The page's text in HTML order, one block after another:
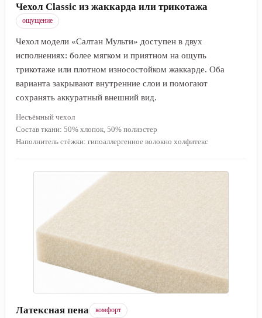
Чехол Classic из жаккарда или трикотажа
ощущение
Чехол модели «Салтан Мульти» доступен в двух
исполнениях: более мягком и приятном на ощупь
трикотаже или плотном износостойком жаккарде. Оба
варианта закрывают внутренние слои и помогают
сохранять аккуратный внешний вид.
Несъёмный чехол
Состав ткани: 50% хлопок, 50% полиэстер
Наполнитель стёжки: гипоаллергенное волокно холфитекс
Латексная пена комфорт